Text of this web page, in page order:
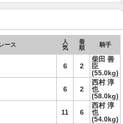
レース
人
気
着
順
騎手
6 2
柴田 善
臣
(55.0kg)
6 2
西村 淳
也
(58.0kg)
11 6
西村 淳
也
(54.0kg)